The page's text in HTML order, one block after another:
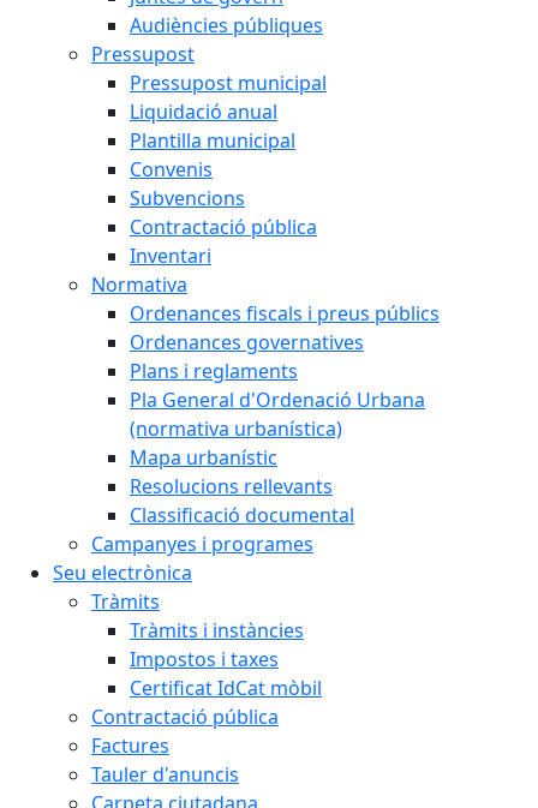
Audiències públiques
Pressupost
Pressupost municipal
Liquidació anual
Plantilla municipal
Convenis
Subvencions
Contractació pública
Inventari
Normativa
Ordenances fiscals i preus públics
Ordenances governatives
Plans i reglaments
Pla General d'Ordenació Urbana
(normativa urbanística)
Mapa urbanístic
Resolucions rellevants
Classificació documental
Campanyes i programes
Seu electrònica
Tràmits
Tràmits i instàncies
Impostos i taxes
Certificat IdCat mòbil
Contractació pública
Factures
Tauler d'anuncis